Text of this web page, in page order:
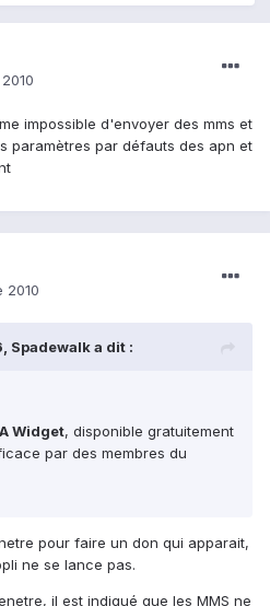
impossible d'envoyer des mms et
paramètres par défauts des apn et
2010
Spadewalk a dit :
Widget, disponible gratuitement
par des membres du
pour faire un don qui apparait,
ne se lance pas.
il est indiqué que les MMS ne